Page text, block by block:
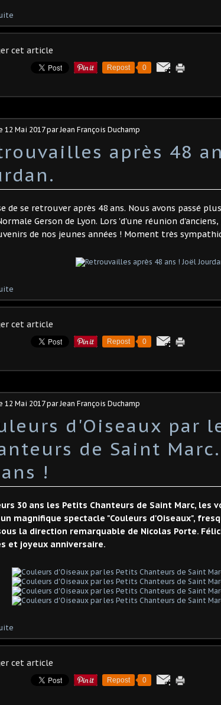
cet article
Repost 0
12 Mai 2017par Jean François Duchamp
après 48
de se retrouver après 48 ans. Nous avons passé
Gerson de Lyon. Lors 'd'une réunion
de nos jeunes années ! Moment très
cet article
Repost 0
12 Mai 2017par Jean François Duchamp
d'Oiseaux par
de Saint
!
30 ans les Petits Chanteurs de Saint Marc, les
magnifique spectacle "Couleurs d'Oiseaux",
la direction remarquable de Nicolas Porte.
et joyeux anniversaire.
cet article
Repost 0